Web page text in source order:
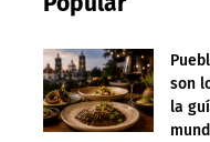
son
la